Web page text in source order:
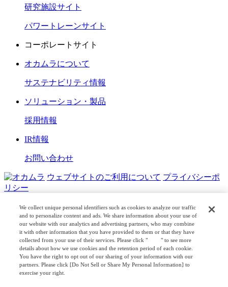
研究施設サイト
パワートレーンサイト
コーポレートサイト
オカムラについて
サステナビリティ情報
ソリューション・製品
採用情報
IR情報
お問い合わせ
ウェブサイトのご利用について プライバシーポ
リシー
COPYRIGHT © OKAMURA CORPORATION. ALL RIGHTS
RESERVED.
日本公式 企業広報
We collect unique personal identifiers such as cookies to analyze our traffic
and to personalize content and ads. We share information about your use of
our website with our analytics and advertising partners, who may combine
it with other information that you have provided to them or that they have
collected from your use of their services. Please click "
here" to see more
details about how we use cookies and the retention period of each cookie.
You have the right to opt out of our sharing of your information with our
partners. Please click [Do Not Sell or Share My Personal Information] to
exercise your right.